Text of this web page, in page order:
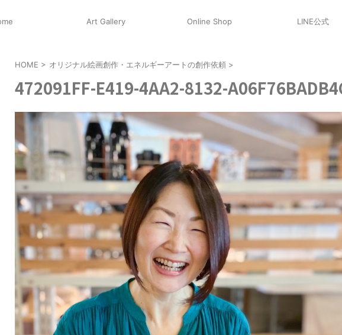
Art Gallery Online Shop LINE公式
HOME > オリジナル絵画創作・エネルギーアートの創作依頼 >
472091FF-E419-4AA2-8132-